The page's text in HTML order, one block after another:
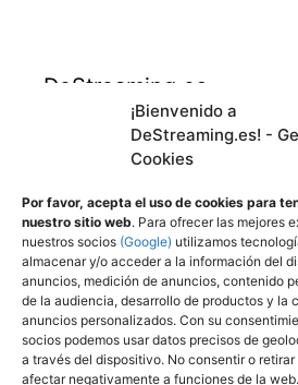
¡Bienvenido a
DeStreaming.es! -
Cookies
Por favor, acepta el uso de cookies para
nuestro sitio web. Para ofrecer las mejores
nuestros socios (Google) utilizamos
almacenar y/o acceder a la información del
anuncios, medición de anuncios, contenido
de la audiencia, desarrollo de productos y la
anuncios personalizados. Con su
socios podemos usar datos precisos de
a través del dispositivo. No consentir o
afectar negativamente a funciones de la
DeStreaming.es
En calidad de afiliado de
cumplen los requisitos
Utilizamos cookies propias
mejorar nuestros servicios y
publicidad a través de
análisis de sus hábitos de